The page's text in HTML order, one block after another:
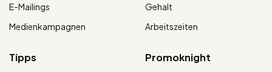
E-Mailings
Medienkampagnen
Gehalt
Arbeitszeiten
Tipps Promoknight